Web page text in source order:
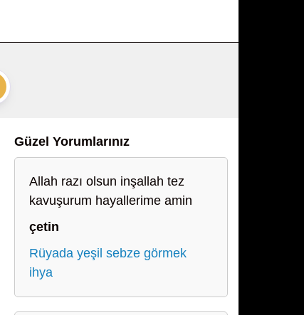
Güzel Yorumlarınız
Allah razı olsun inşallah tez
kavuşurum hayallerime amin
çetin
Rüyada yeşil sebze görmek
ihya